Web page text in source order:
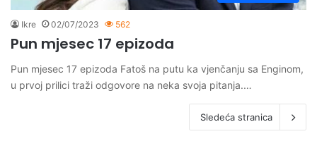
Ikre 02/07/2023 562
Pun mjesec 17 epizoda
Pun mjesec 17 epizoda Fatoš na putu ka vjenčanju sa Enginom,
u prvoj prilici traži odgovore na neka svoja pitanja.…
Sledeća stranica